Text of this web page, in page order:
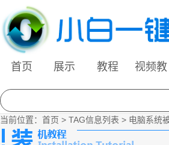
首页 展示 教程
视频教
当前位置： 首页 > TAG信息列表 > 电脑系统